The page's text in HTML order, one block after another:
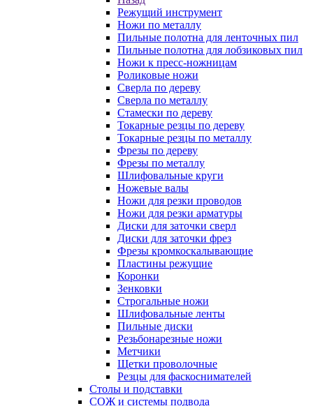
Режущий инструмент
Ножи по металлу
Пильные полотна для ленточных пил
Пильные полотна для лобзиковых пил
Ножи к пресс-ножницам
Роликовые ножи
Сверла по дереву
Сверла по металлу
Стамески по дереву
Токарные резцы по дереву
Токарные резцы по металлу
Фрезы по дереву
Фрезы по металлу
Шлифовальные круги
Ножевые валы
Ножи для резки проводов
Ножи для резки арматуры
Диски для заточки сверл
Диски для заточки фрез
Фрезы кромкоскалывающие
Пластины режущие
Коронки
Зенковки
Строгальные ножи
Шлифовальные ленты
Пильные диски
Резьбонарезные ножи
Метчики
Щетки проволочные
Резцы для фаскоснимателей
Столы и подставки
СОЖ и системы подвода